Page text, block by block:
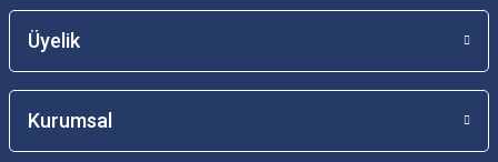
Üyelik
Kurumsal